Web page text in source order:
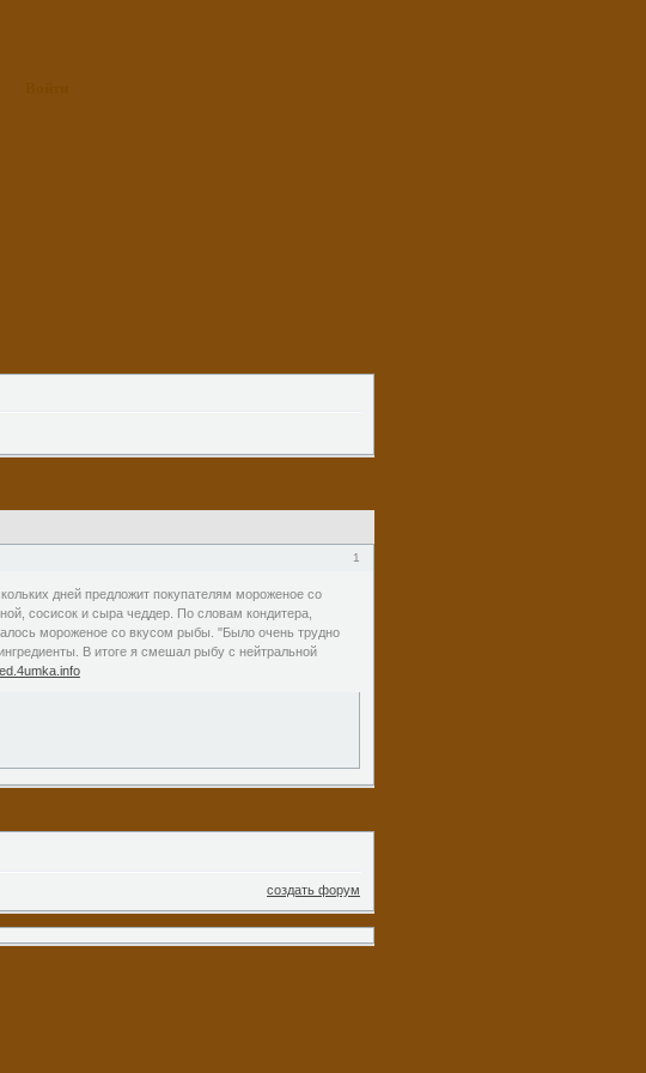
1
дней предложит покупателям мороженое со
сосисок и сыра чеддер. По словам кондитера,
мороженое со вкусом рыбы. "Было очень трудно
В итоге я смешал рыбу с нейтральной
создать форум